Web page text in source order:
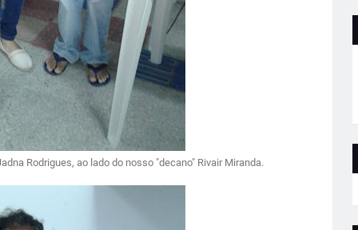
Rodrigues, ao lado do nosso "decano" Rivair Miranda.